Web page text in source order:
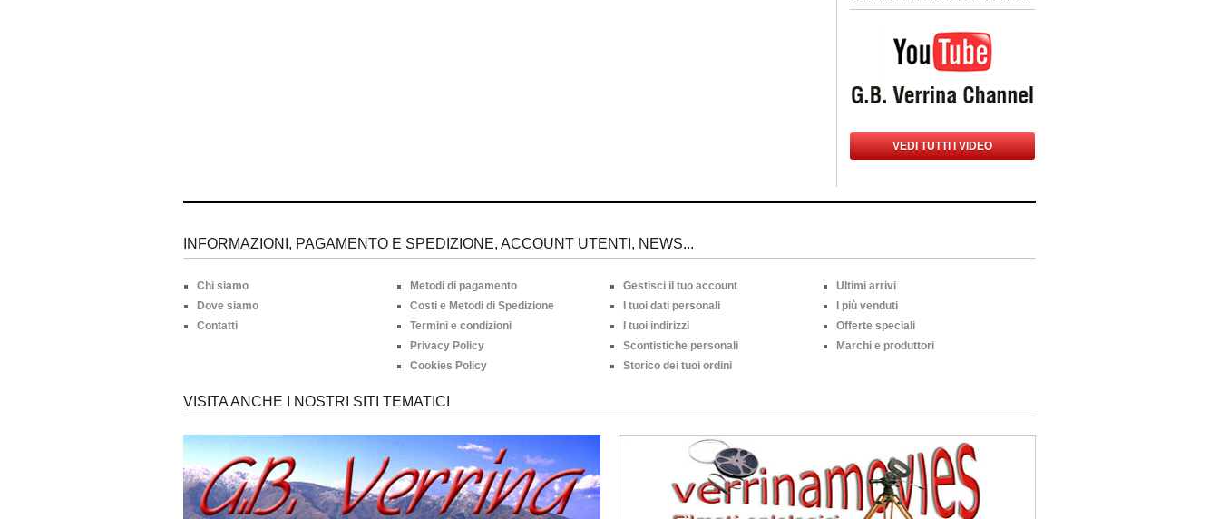
VEDI TUTTI I VIDEO
INFORMAZIONI, PAGAMENTO E SPEDIZIONE, ACCOUNT UTENTI, NEWS...
Chi siamo
Dove siamo
Contatti
Metodi di pagamento
Costi e Metodi di Spedizione
Termini e condizioni
Privacy Policy
Cookies Policy
Gestisci il tuo account
I tuoi dati personali
I tuoi indirizzi
Scontistiche personali
Storico dei tuoi ordini
Ultimi arrivi
I più venduti
Offerte speciali
Marchi e produttori
VISITA ANCHE I NOSTRI SITI TEMATICI